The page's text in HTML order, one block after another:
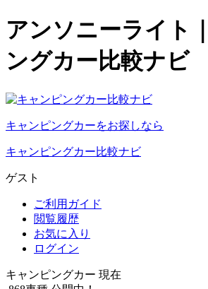
アンソニーライト
ングカー比較ナビ
キャンピングカーをお探しなら
キャンピングカー比較ナビ
ゲスト
ご利用ガイド
閲覧履歴
お気に入り
ログイン
キャンピングカー 現在